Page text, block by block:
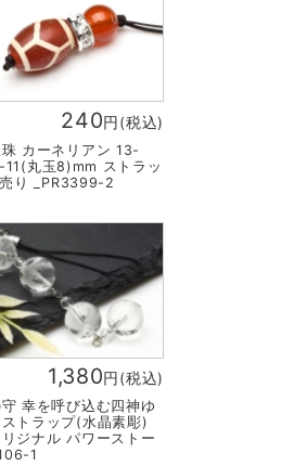
240円(税込)
カーネリアン 13-
11(丸玉8)mm ストラッ
り _PR3399-2
1,380円(税込)
幸を呼び込む四神ゆ
ストラップ(水晶素彫)
ジナル パワーストー
1